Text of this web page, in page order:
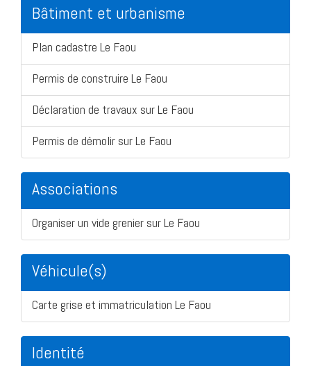
Bâtiment et urbanisme
Plan cadastre Le Faou
Permis de construire Le Faou
Déclaration de travaux sur Le Faou
Permis de démolir sur Le Faou
Associations
Organiser un vide grenier sur Le Faou
Véhicule(s)
Carte grise et immatriculation Le Faou
Identité